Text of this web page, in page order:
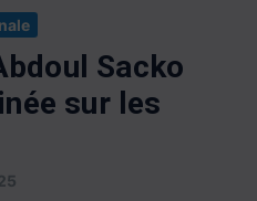
Sacko
sur les